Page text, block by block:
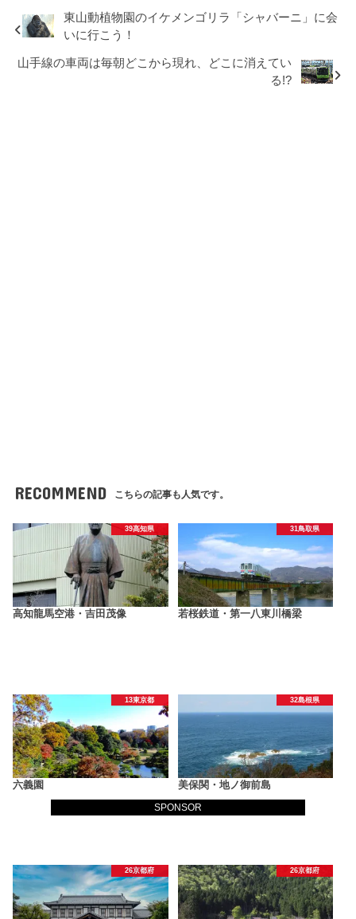
SPONSOR
東山動植物園のイケメンゴリラ「シャバーニ」に会
いに行こう！
山手線の車両は毎朝どこから現れ、どこに消えてい
る!?
RECOMMEND こちらの記事も人気です。
39高知県
高知龍馬空港・吉田茂像
31鳥取県
若桜鉄道・第一八東川橋梁
13東京都
六義園
32島根県
美保関・地ノ御前島
26京都府 26京都府